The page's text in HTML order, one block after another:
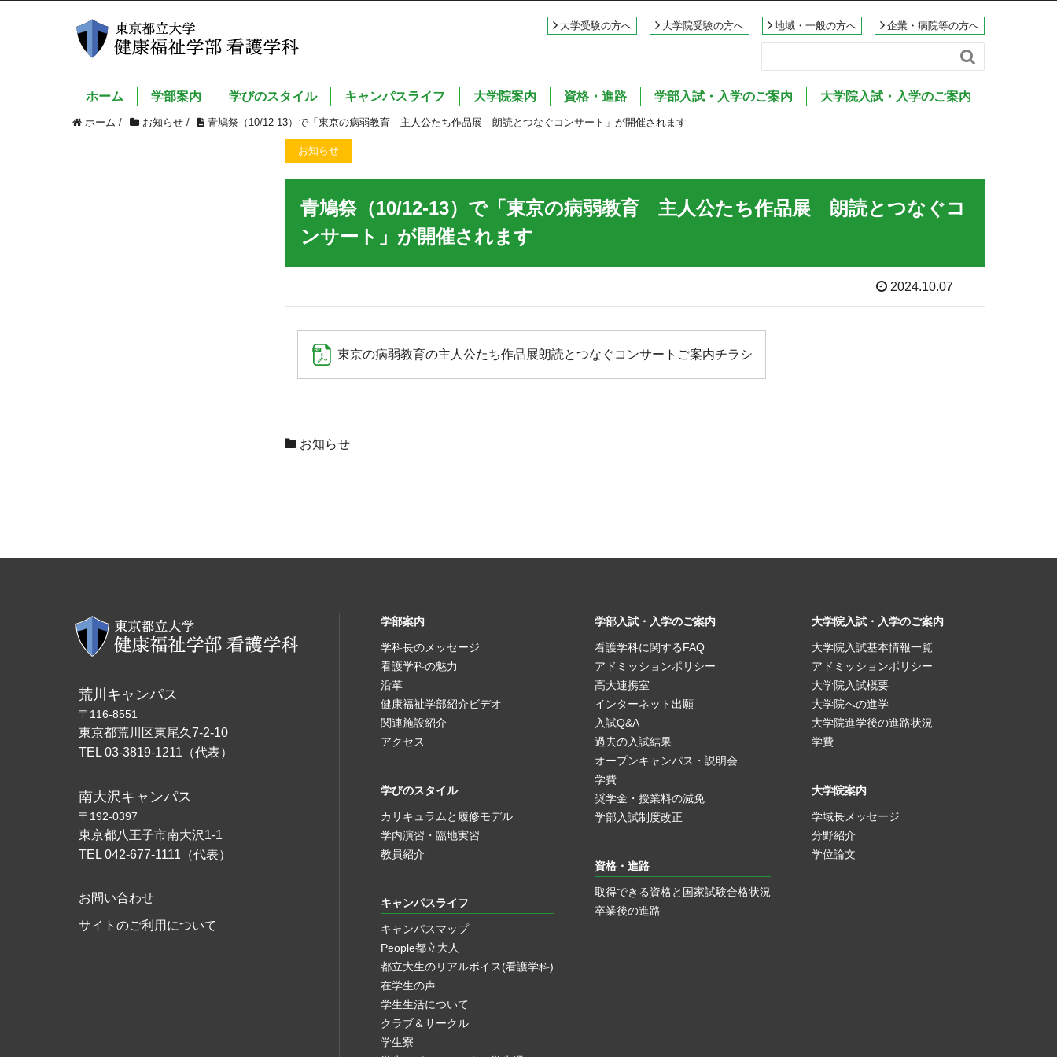
大学受験の方へ 大学院受験の方へ 地域・一般の方へ 企業・病院等の方へ

ホーム 学部案内 学びのスタイル キャンパスライフ 大学院案内 資格・進路 学部入試・入学のご案内 大学院入試・入学のご案内
ホーム / お知らせ / 青鳩祭（10/12-13）で「東京の病弱教育 主人公たち作品展 朗読とつなぐコンサート」が開催されます
お知らせ
青鳩祭（10/12-13）で「東京の病弱教育 主人公たち作品展 朗読とつなぐコ
ンサート」が開催されます
2024.10.07
東京の病弱教育の主人公たち作品展朗読とつなぐコンサートご案内チラシ
お知らせ
荒川キャンパス
〒116-8551
東京都荒川区東尾久7-2-10
TEL 03-3819-1211（代表）
南大沢キャンパス
〒192-0397
東京都八王子市南大沢1-1
TEL 042-677-1111（代表）
お問い合わせ
サイトのご利用について
学部案内
学科長のメッセージ
看護学科の魅力
沿革
健康福祉学部紹介ビデオ
関連施設紹介
アクセス
学びのスタイル
カリキュラムと履修モデル
学内演習・臨地実習
教員紹介
キャンパスライフ
キャンパスマップ
People都立大人
都立大生のリアルボイス(看護学科)
在学生の声
学生生活について
クラブ＆サークル
学生寮
学部入試・入学のご案内
看護学科に関するFAQ
アドミッションポリシー
高大連携室
インターネット出願
入試Q&A
過去の入試結果
オープンキャンパス・説明会
学費
奨学金・授業料の減免
学部入試制度改正
資格・進路
取得できる資格と国家試験合格状況
卒業後の進路
大学院入試・入学のご案内
大学院入試基本情報一覧
アドミッションポリシー
大学院入試概要
大学院への進学
大学院進学後の進路状況
学費
大学院案内
学域長メッセージ
分野紹介
学位論文